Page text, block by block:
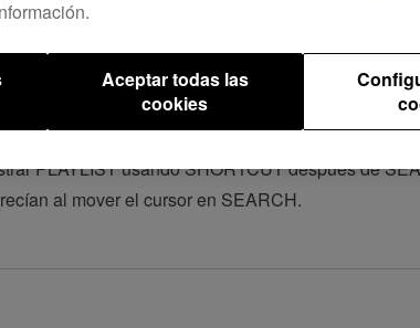
[BEAT JUMP] para seleccionar la longitud).
con el DDJ-SP1.
archivos MP3 que contienen datos de
PLAYLIST usando SHORTCUT después de
al mover el cursor en SEARCH.
Aceptar todas las
cookies